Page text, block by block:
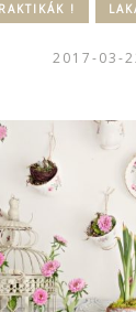
!
2017-03-